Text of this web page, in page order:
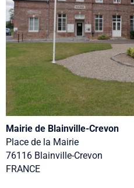
Mairie de Blainville-Crevon
Place de la Mairie
76116 Blainville-Crevon
FRANCE